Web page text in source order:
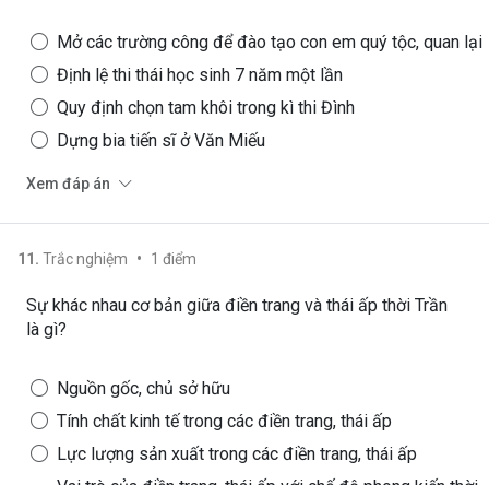
Mở các trường công để đào tạo con em quý tộc, quan lại
Định lệ thi thái học sinh 7 năm một lần
Quy định chọn tam khôi trong kì thi Đình
Dựng bia tiến sĩ ở Văn Miếu
Xem đáp án
11. Trắc nghiệm • 1 điểm
Sự khác nhau cơ bản giữa điền trang và thái ấp thời Trần
là gì?
Nguồn gốc, chủ sở hữu
Tính chất kinh tế trong các điền trang, thái ấp
Lực lượng sản xuất trong các điền trang, thái ấp